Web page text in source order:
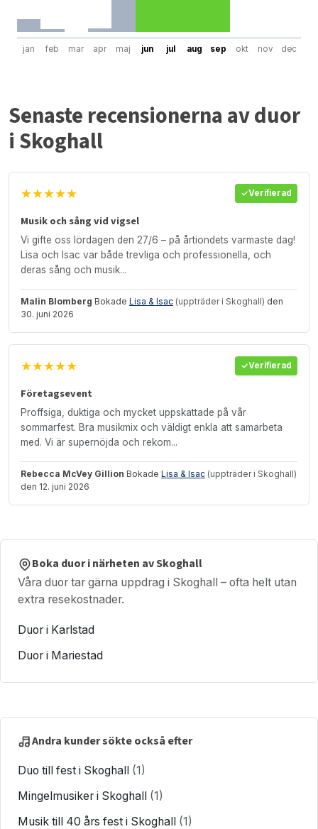
jan feb mar apr maj jun jul aug sep okt nov dec
Senaste recensionerna av duor
i Skoghall
★★★★★ Verifierad
Musik och sång vid vigsel
Vi gifte oss lördagen den 27/6 – på årtiondets varmaste dag!
Lisa och Isac var både trevliga och professionella, och
deras sång och musik...
Malin Blomberg Bokade Lisa & Isac (uppträder i Skoghall) den
30. juni 2026
★★★★★ Verifierad
Företagsevent
Proffsiga, duktiga och mycket uppskattade på vår
sommarfest. Bra musikmix och väldigt enkla att samarbeta
med. Vi är supernöjda och rekom...
Rebecca McVey Gillion Bokade Lisa & Isac (uppträder i Skoghall)
den 12. juni 2026
Boka duor i närheten av Skoghall
Våra duor tar gärna uppdrag i Skoghall – ofta helt utan
extra resekostnader.
Duor i Karlstad
Duor i Mariestad
Andra kunder sökte också efter
Duo till fest i Skoghall (1)
Mingelmusiker i Skoghall (1)
Musik till 40 års fest i Skoghall (1)